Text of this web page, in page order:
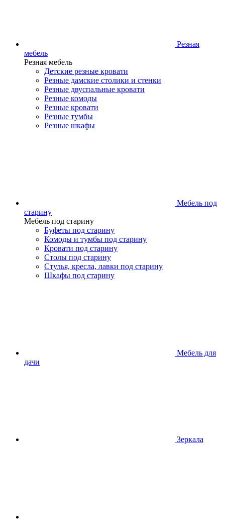
Резная
мебель
Резная мебель
Детские резные кровати
Резные дамские столики и стенки
Резные двуспальные кровати
Резные комоды
Резные кровати
Резные тумбы
Резные шкафы
Мебель под
старину
Мебель под старину
Буфеты под старину
Комоды и тумбы под старину
Кровати под старину
Столы под старину
Стулья, кресла, лавки под старину
Шкафы под старину
Мебель для
дачи
Зеркала